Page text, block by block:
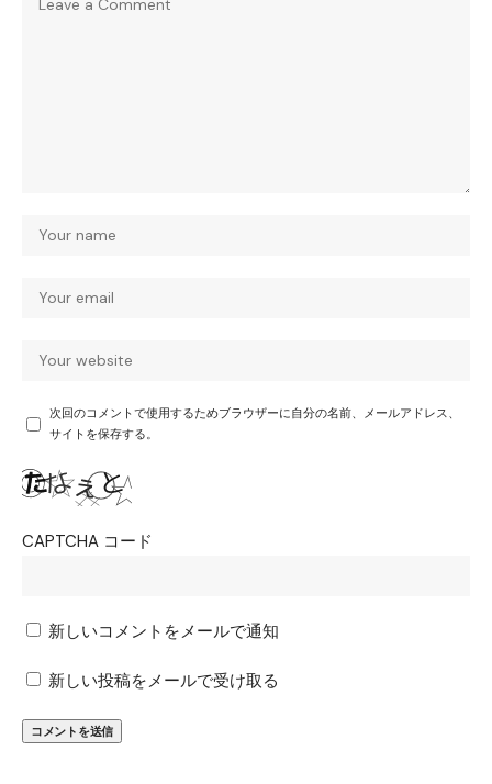
次回のコメントで使用するためブラウザーに自分の名前、メールアドレス、
サイトを保存する。
CAPTCHA コード
新しいコメントをメールで通知
新しい投稿をメールで受け取る